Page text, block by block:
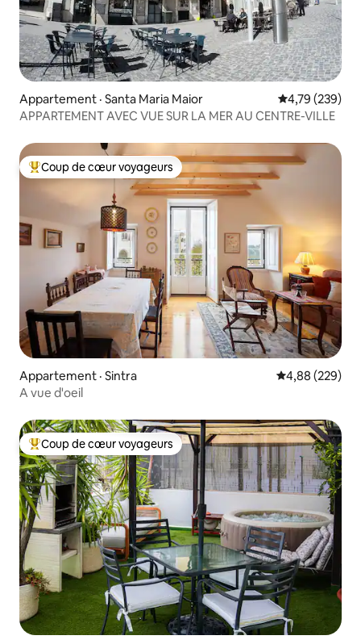
Appartement · Santa Maria Maior Note
4,79 (239)
APPARTEMENT AVEC VUE SUR LA MER AU CENTRE-VILLE
Coup de cœur voyageurs parmi les plus aimés
Coup de cœur voyageurs
Appartement · Sintra Note
4,88 (229)
A vue d'oeil
Coup de cœur voyageurs parmi les plus aimés
Coup de cœur voyageurs